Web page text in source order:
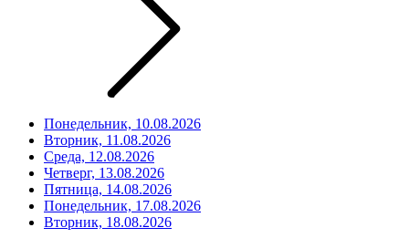
Понедельник, 10.08.2026
Вторник, 11.08.2026
Среда, 12.08.2026
Четверг, 13.08.2026
Пятница, 14.08.2026
Понедельник, 17.08.2026
Вторник, 18.08.2026